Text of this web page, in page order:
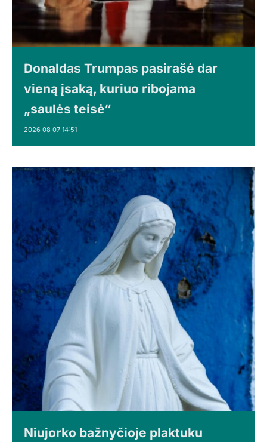
Donaldas Trumpas pasirašė dar
vieną įsaką, kuriuo ribojama
„saulės teisė“
2026 08 07 14:51
Niujorko bažnyčioje plaktuku